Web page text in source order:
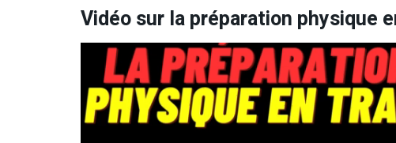
Vidéo sur la préparation physique
Lecteur
vidéo